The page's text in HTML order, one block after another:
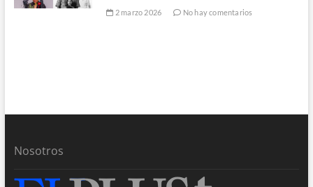
2 marzo 2026 No hay comentarios
Nosotros